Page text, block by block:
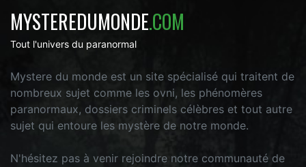
MYSTEREDUMONDE.COM
Tout l'univers du paranormal
Mystere du monde est un site spécialisé qui traitent de
nombreux sujet comme les ovni, les phénomères
paranormaux, dossiers criminels célèbres et tout autre
sujet qui entoure les mystère de notre monde.
N'hésitez pas à venir rejoindre notre communauté de